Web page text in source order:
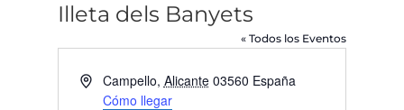
Illeta dels Banyets
« Todos los Eventos
Dirección
Campello, Alicante 03560 España
Cómo llegar